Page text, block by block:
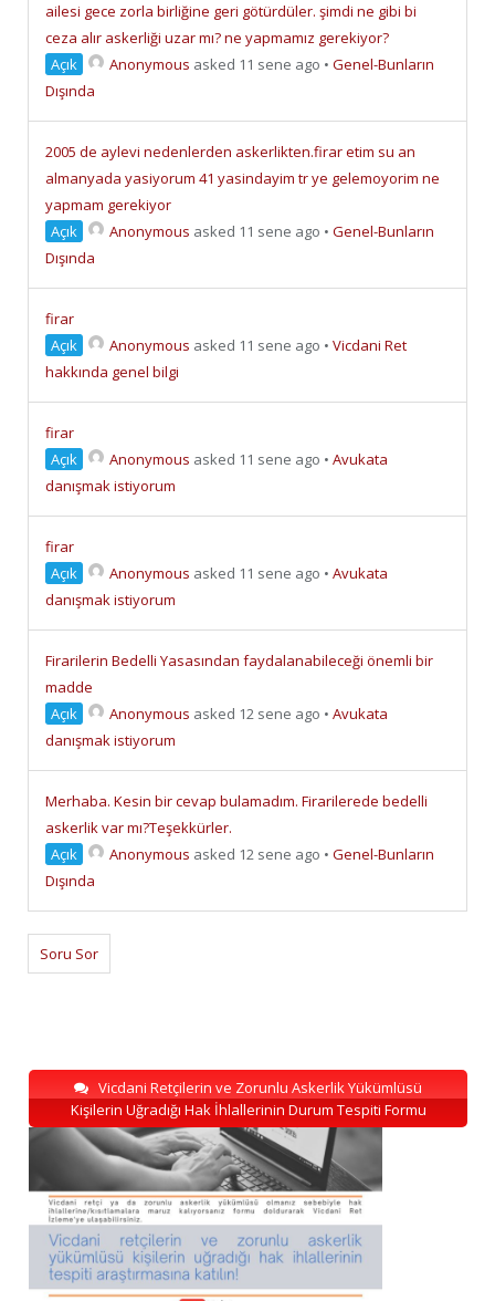
ailesi gece zorla birliğine geri götürdüler. şimdi ne gibi bi
ceza alır askerliği uzar mı? ne yapmamız gerekiyor?
Açık
Anonymous asked 11 sene ago • Genel-Bunların
Dışında
2005 de aylevi nedenlerden askerlikten.firar etim su an
almanyada yasiyorum 41 yasindayim tr ye gelemoyorim ne
yapmam gerekiyor
Açık
Anonymous asked 11 sene ago • Genel-Bunların
Dışında
firar
Açık
Anonymous asked 11 sene ago • Vicdani Ret
hakkında genel bilgi
firar
Açık
Anonymous asked 11 sene ago • Avukata
danışmak istiyorum
firar
Açık
Anonymous asked 11 sene ago • Avukata
danışmak istiyorum
Firarilerin Bedelli Yasasından faydalanabileceği önemli bir
madde
Açık
Anonymous asked 12 sene ago • Avukata
danışmak istiyorum
Merhaba. Kesin bir cevap bulamadım. Firarilerede bedelli
askerlik var mı?Teşekkürler.
Açık
Anonymous asked 12 sene ago • Genel-Bunların
Dışında
Soru Sor
Vicdani Retçilerin ve Zorunlu Askerlik Yükümlüsü
Kişilerin Uğradığı Hak İhlallerinin Durum Tespiti Formu